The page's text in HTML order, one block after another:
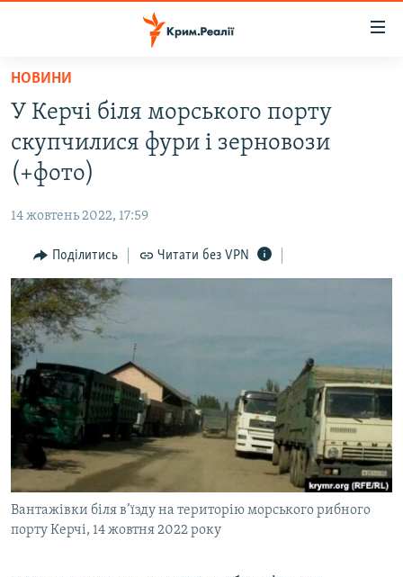
Перейти
основного
матеріалу
Перейти
до
основної
Перейти
до
пошуку
ВОДА.КРИМ
ВІДЕО ТА ФОТО
БЛОГИ
ПОГЛЯД
ІНТЕРВ'Ю
ВСЕ ЗА ДЕНЬ
СПЕЦПРОЕКТИ
ДЕПОРТАЦІЯ
ВІДЕОУРОКИ «ELIFBE»
СВІДЧЕННЯ ОКУПАЦІЇ
УКРАЇНСЬКА ПРОБЛЕМА КРИМУ
ІНФОГРАФІКА
ЯК ОБІЙТИ БЛОКУВАННЯ
Русский
Qırımtatar
ДОЛУЧАЙСЯ!
НОВИНИ
У Керчі біля морського порту
скупчилися фури і зерновози
(+фото)
14 жовтень 2022, 17:59
Поділитись Читати без VPN
Вантажівки біля в’їзду на територію морського рибного
порту Керчі, 14 жовтня 2022 року